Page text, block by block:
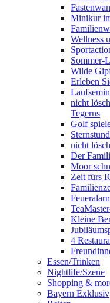
Minikur
Wellness
Sommer-
Wilde
Erleben
nicht
Tegerns
Golf
nicht
Der
Moor
Zeit fürs
Kleine
4
Essen/Trinken
Nightlife/Szene
Shopping &
Bayern Exklusiv